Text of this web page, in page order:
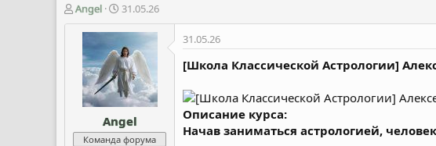
А
в
Angel
Д
а
т
а
н
а
ч
а
л
а
31.05.26
Angel
Команда форума
31.05.26
[Школа Классической Астрологии]
Описание курса:
Начав заниматься астрологией,